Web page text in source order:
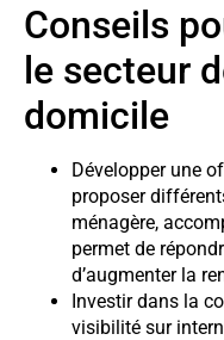
Conseils
le secteur
domicile
Développer une
proposer
ménagère,
permet de
d’augmenter la
Investir dans la
visibilité sur